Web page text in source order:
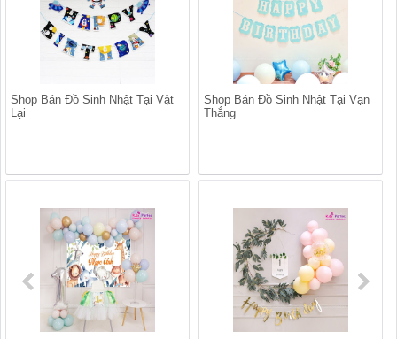
Shop Bán Đồ Sinh Nhật Tại Vật
Lại
Shop Bán Đồ Sinh Nhật Tại Vạn
Thắng